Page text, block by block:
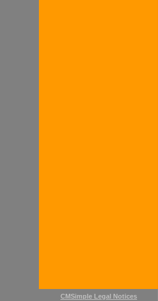
CMSimple Legal Notices